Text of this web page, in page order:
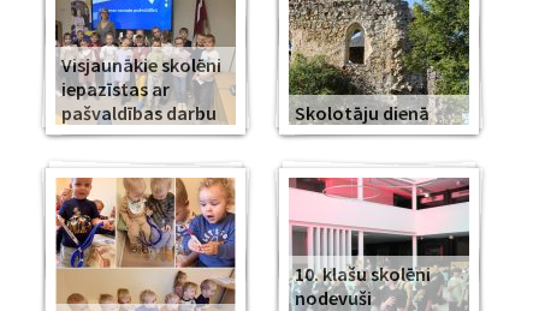
Visjaunākie skolēni
iepazīstas ar
pašvaldības darbu
Skolotāju dienā
10. klašu skolēni
nodevuši